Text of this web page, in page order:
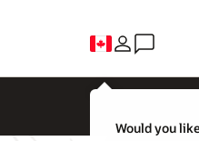
Would you